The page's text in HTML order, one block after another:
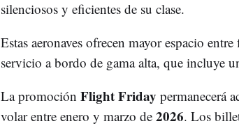
silenciosos y eficientes de su clase.
Estas aeronaves ofrecen mayor espacio
servicio a bordo de gama alta, que incluye
La promoción Flight Friday permanecerá
volar entre enero y marzo de 2026. Los